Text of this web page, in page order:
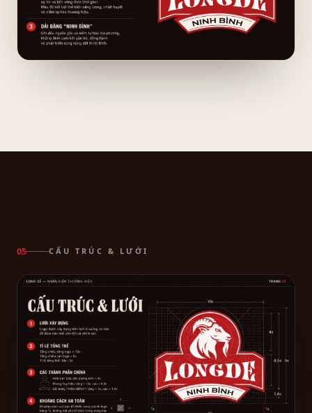
CẤU TRÚC & LƯỚI